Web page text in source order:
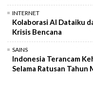
INTERNET
Kolaborasi AI Dataiku
Krisis Bencana
SAINS
Indonesia Terancam
Selama Ratusan Tahun